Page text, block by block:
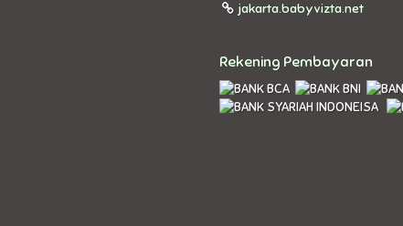
jakarta.babyvizta.net
Rekening Pembayaran